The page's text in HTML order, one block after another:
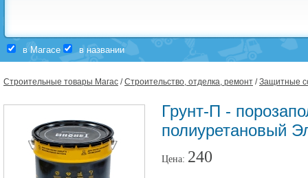
в Магасе в названии
Строительные товары Магас /Строительство, отделка, ремонт /Защитные
Грунт-П -
полиуретановый
Цена: 240